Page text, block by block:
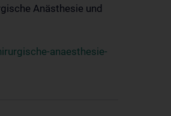
Anästhesie und
anaesthesie-